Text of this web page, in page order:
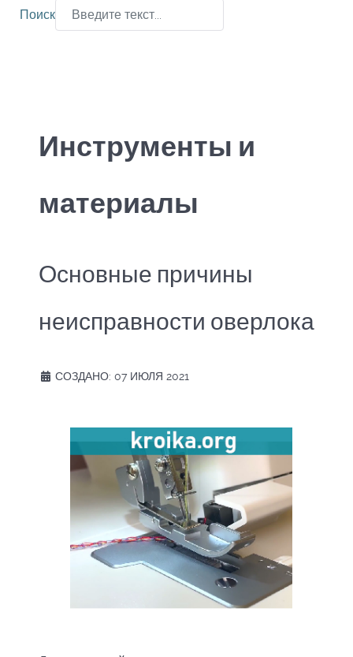
Поиск
Инструменты и
материалы
Основные причины
неисправности оверлока
СОЗДАНО: 07 ИЮЛЯ 2021